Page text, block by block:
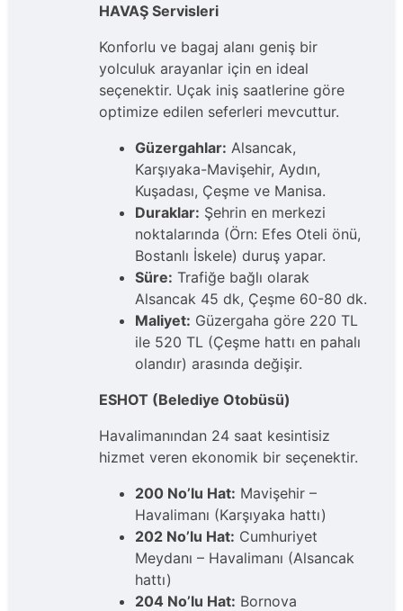
HAVAŞ Servisleri
Konforlu ve bagaj alanı geniş bir
yolculuk arayanlar için en ideal
seçenektir. Uçak iniş saatlerine göre
optimize edilen seferleri mevcuttur.
Güzergahlar: Alsancak,
Karşıyaka-Mavişehir, Aydın,
Kuşadası, Çeşme ve Manisa.
Duraklar: Şehrin en merkezi
noktalarında (Örn: Efes Oteli önü,
Bostanlı İskele) duruş yapar.
Süre: Trafiğe bağlı olarak
Alsancak 45 dk, Çeşme 60-80 dk.
Maliyet: Güzergaha göre 220 TL
ile 520 TL (Çeşme hattı en pahalı
olandır) arasında değişir.
ESHOT (Belediye Otobüsü)
Havalimanından 24 saat kesintisiz
hizmet veren ekonomik bir seçenektir.
200 No’lu Hat: Mavişehir –
Havalimanı (Karşıyaka hattı)
202 No’lu Hat: Cumhuriyet
Meydanı – Havalimanı (Alsancak
hattı)
204 No’lu Hat: Bornova